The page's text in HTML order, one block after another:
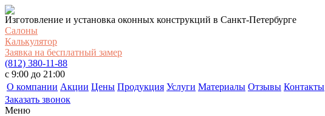
Изготовление и установка оконных конструкций в Санкт-Петербурге
Салоны
Калькулятор
Заявка на бесплатный замер
(812) 380-11-88
c 9:00 до 21:00
О компании Акции Цены Продукция Услуги Материалы Отзывы Контакты
Заказать звонок
Меню